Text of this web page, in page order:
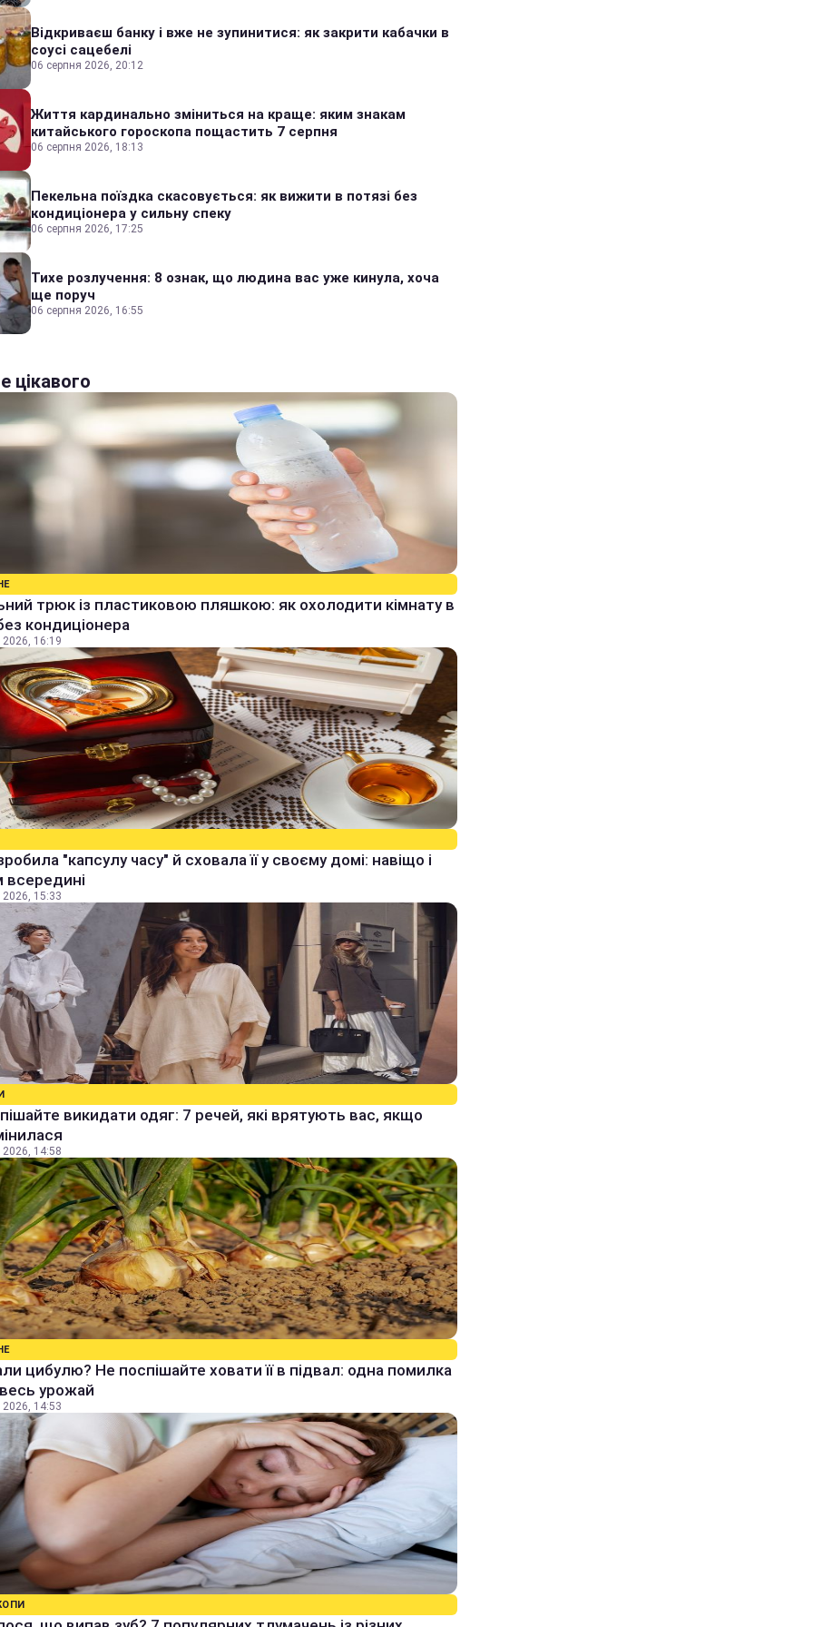
Відкриваєш банку і вже не зупинитися: як закрити кабачки в
соусі сацебелі
06 серпня 2026, 20:12
Життя кардинально зміниться на краще: яким знакам
китайського гороскопа пощастить 7 серпня
06 серпня 2026, 18:13
Пекельна поїздка скасовується: як вижити в потязі без
кондиціонера у сильну спеку
06 серпня 2026, 17:25
Тихе розлучення: 8 ознак, що людина вас уже кинула, хоча
ще поруч
06 серпня 2026, 16:55
цікавого
трюк із пластиковою пляшкою: як охолодити кімнату в
кондиціонера
2026, 16:19
"капсулу часу" й сховала її у своєму домі: навіщо і
2026, 15:33
викидати одяг: 7 речей, які врятують вас, якщо
2026, 14:58
цибулю? Не поспішайте ховати її в підвал: одна помилка
весь урожай
2026, 14:53